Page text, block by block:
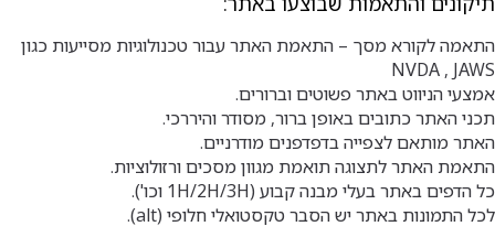
התאמה לקורא מסך – התאמת האתר עבור טכנולוגיות מסייעות כגון
NVDA , JAWS
אמצעי הניווט באתר פשוטים וברורים.
תכני האתר כתובים באופן ברור, מסודר והיררכי.
האתר מותאם לצפייה בדפדפנים מודרניים.
התאמת האתר לתצוגה תואמת מגוון מסכים ורזולוציות.
כל הדפים באתר בעלי מבנה קבוע (1H/2H/3H וכו').
לכל התמונות באתר יש הסבר טקסטואלי חלופי (alt).